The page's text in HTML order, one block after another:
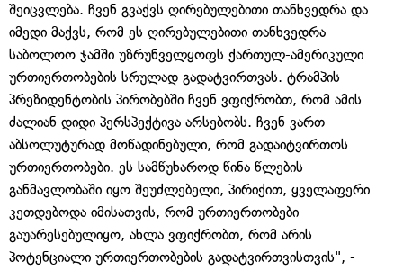
შეიცვლება. ჩვენ გვაქვს ღირებულებითი თანხვედრა და
იმედი მაქვს, რომ ეს ღირებულებითი თანხვედრა
საბოლოო ჯამში უზრუნველყოფს ქართულ-ამერიკული
ურთიერთობების სრულად გადატვირთვას. ტრამპის
პრეზიდენტობის პირობებში ჩვენ ვფიქრობთ, რომ ამის
ძალიან დიდი პერსპექტივა არსებობს. ჩვენ ვართ
აბსოლუტურად მოწადინებული, რომ გადაიტვირთოს
ურთიერთობები. ეს სამწუხაროდ წინა წლების
განმავლობაში იყო შეუძლებელი, პირიქით, ყველაფერი
კეთდებოდა იმისათვის, რომ ურთიერთობები
გაუარესებულიყო, ახლა ვფიქრობთ, რომ არის
პოტენციალი ურთიერთობების გადატვირთვისთვის", -